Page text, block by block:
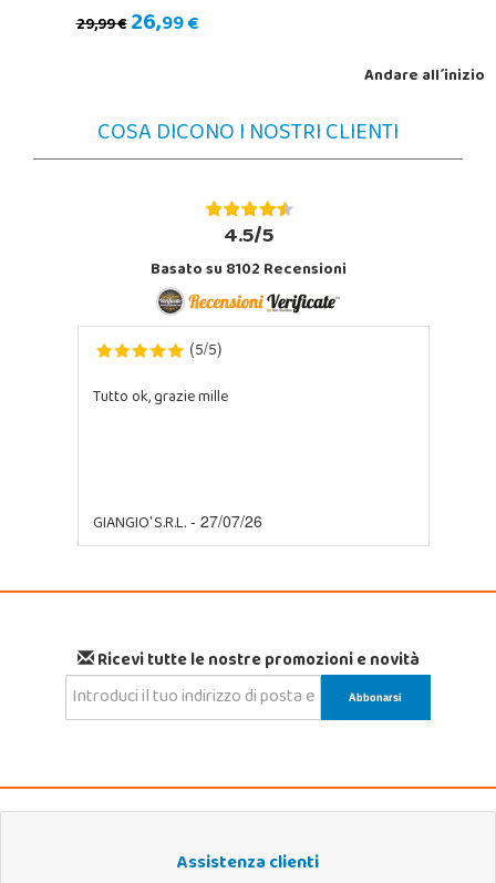
29,99 €26,99 €
Andare all´inizio
COSA DICONO I NOSTRI CLIENTI
4.5/5
Basato su 8102 Recensioni
(5/5)
Tutto ok, grazie mille
GIANGIO' S.R.L.- 27/07/26
Ricevi tutte le nostre promozioni e novità
Assistenza clienti